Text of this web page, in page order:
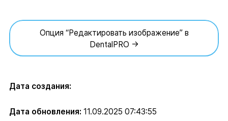
Опция “Редактировать изображение” в
DentalPRO →
Дата создания:
Дата обновления: 11.09.2025 07:43:55